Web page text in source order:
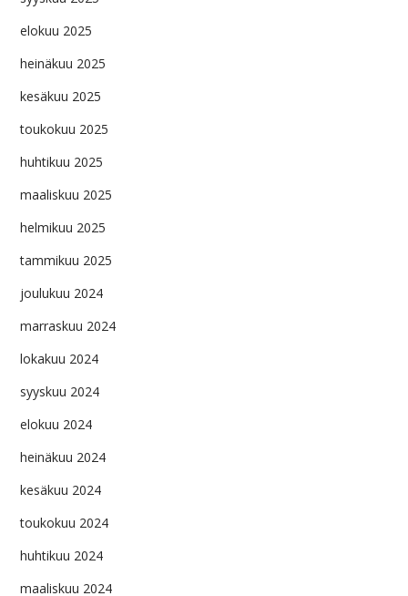
elokuu 2025
heinäkuu 2025
kesäkuu 2025
toukokuu 2025
huhtikuu 2025
maaliskuu 2025
helmikuu 2025
tammikuu 2025
joulukuu 2024
marraskuu 2024
lokakuu 2024
syyskuu 2024
elokuu 2024
heinäkuu 2024
kesäkuu 2024
toukokuu 2024
huhtikuu 2024
maaliskuu 2024